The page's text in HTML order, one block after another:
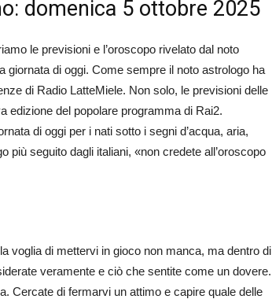
domenica 5 ottobre 2025
le previsioni e l’oroscopo rivelato dal noto
giornata di oggi. Come sempre il noto astrologo ha
di Radio LatteMiele. Non solo, le previsioni delle
edizione del popolare programma di Rai2.
di oggi per i nati sotto i segni d’acqua, aria,
più seguito dagli italiani, «non credete all’oroscopo
voglia di mettervi in gioco non manca, ma dentro di
veramente e ciò che sentite come un dovere.
Cercate di fermarvi un attimo e capire quale delle